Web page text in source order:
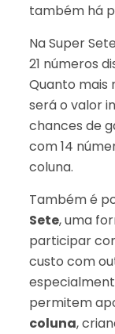
também há
Na Super
21 números
Quanto mais
será o valor
chances de
com 14
coluna.
Também é
Sete, uma
participar
custo com
permitem
coluna,